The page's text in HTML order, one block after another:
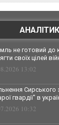
не готовий до
своїх цілей
13:02
Сирського
гвардії" в
10:32